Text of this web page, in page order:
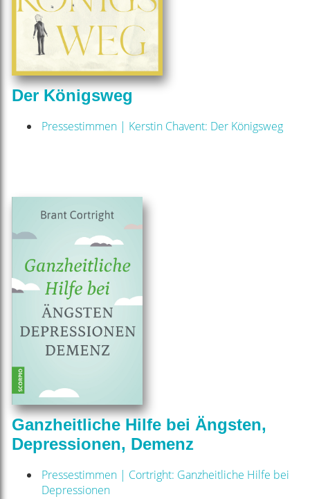
Der Königsweg
Pressestimmen | Kerstin Chavent: Der Königsweg
Ganzheitliche Hilfe bei Ängsten,
Depressionen, Demenz
Pressestimmen | Cortright: Ganzheitliche Hilfe bei
Depressionen